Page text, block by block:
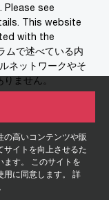
の高いコンテンツや販
サイトを向上させるた
ます。 このサイトを
用に同意します。 詳
Please see
This website
with the
ムで述べている内
ネットワークやそ
りません。